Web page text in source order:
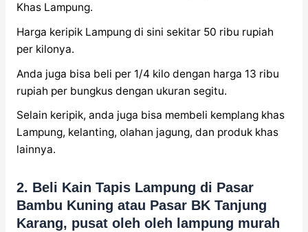
Khas Lampung.
Harga keripik Lampung di sini sekitar 50 ribu rupiah
per kilonya.
Anda juga bisa beli per 1/4 kilo dengan harga 13 ribu
rupiah per bungkus dengan ukuran segitu.
Selain keripik, anda juga bisa membeli kemplang khas
Lampung, kelanting, olahan jagung, dan produk khas
lainnya.
2. Beli Kain Tapis Lampung di Pasar
Bambu Kuning atau Pasar BK Tanjung
Karang, pusat oleh oleh lampung murah